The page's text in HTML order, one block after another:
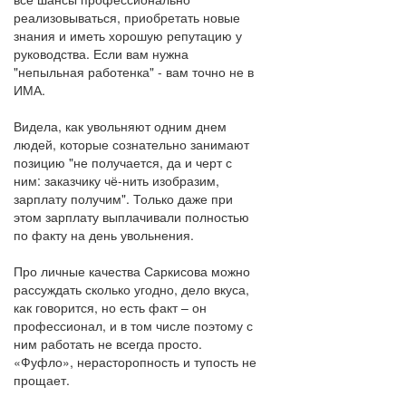
реализовываться, приобретать новые
знания и иметь хорошую репутацию у
руководства. Если вам нужна
"непыльная работенка" - вам точно не в
ИМА.
Видела, как увольняют одним днем
людей, которые сознательно занимают
позицию "не получается, да и черт с
ним: заказчику чё-нить изобразим,
зарплату получим". Только даже при
этом зарплату выплачивали полностью
по факту на день увольнения.
Про личные качества Саркисова можно
рассуждать сколько угодно, дело вкуса,
как говорится, но есть факт – он
профессионал, и в том числе поэтому с
ним работать не всегда просто.
«Фуфло», нерасторопность и тупость не
прощает.